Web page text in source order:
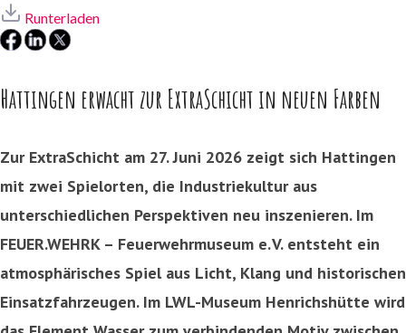
Runterladen
Hattingen erwacht zur ExtraSchicht in neuen Farben
Zur ExtraSchicht am 27. Juni 2026 zeigt sich Hattingen
mit zwei Spielorten, die Industriekultur aus
unterschiedlichen Perspektiven neu inszenieren. Im
FEUER.WEHRK – Feuerwehrmuseum e. V. entsteht ein
atmosphärisches Spiel aus Licht, Klang und historischen
Einsatzfahrzeugen. Im LWL-Museum Henrichshütte wird